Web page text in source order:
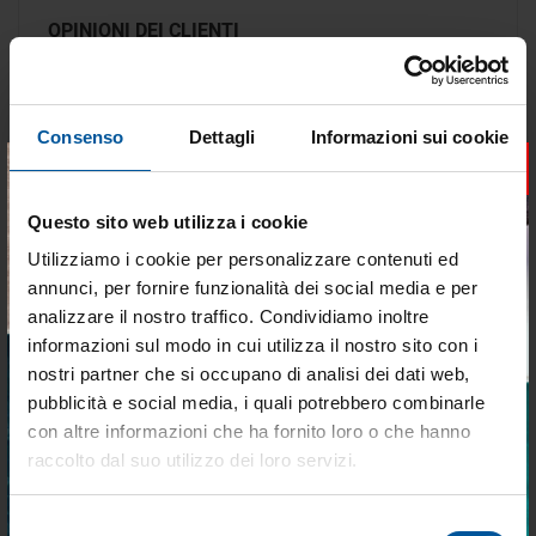
Tieniti aggiornato sulle
migliori occasioni per la tua
barca
×
Consenso Dettagli Informazioni sui cookie
Questo sito web utilizza i cookie
Utilizziamo i cookie per personalizzare contenuti ed
annunci, per fornire funzionalità dei social media e per
analizzare il nostro traffico. Condividiamo inoltre
informazioni sul modo in cui utilizza il nostro sito con i
nostri partner che si occupano di analisi dei dati web,
pubblicità e social media, i quali potrebbero combinarle
con altre informazioni che ha fornito loro o che hanno
raccolto dal suo utilizzo dei loro servizi.
OPINIONI DEI CLIENTI
Deviaccedereper poter scrivere la tua opinione.
DELLA STESSA CATEGORIA
OFFERTE SPECIALI
- 15% OFFERTE SPECIALI
- 15%
Raccordo femmina/femmina